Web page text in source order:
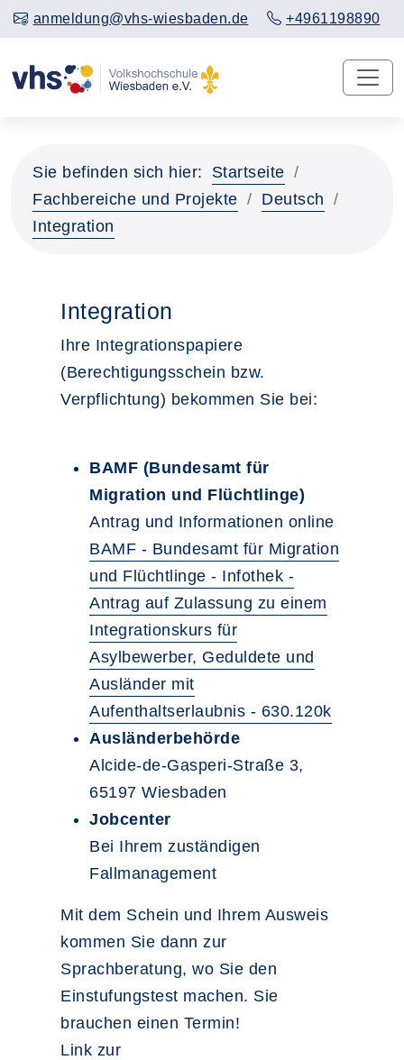
anmeldung@vhs-wiesbaden.de +4961198890
Sie befinden sich hier:
Startseite
Fachbereiche und Projekte
Deutsch
Integration
Integration
Ihre Integrationspapiere
(Berechtigungsschein bzw.
Verpflichtung) bekommen Sie bei:
BAMF (Bundesamt für
Migration und Flüchtlinge)
Antrag und Informationen online
BAMF - Bundesamt für Migration
und Flüchtlinge - Infothek -
Antrag auf Zulassung zu einem
Integrationskurs für
Asylbewerber, Geduldete und
Ausländer mit
Aufenthaltserlaubnis - 630.120k
Ausländerbehörde
Alcide-de-Gasperi-Straße 3,
65197 Wiesbaden
Jobcenter
Bei Ihrem zuständigen
Fallmanagement
Mit dem Schein und Ihrem Ausweis
kommen Sie dann zur
Sprachberatung, wo Sie den
Einstufungstest machen. Sie
brauchen einen Termin!
Link zur